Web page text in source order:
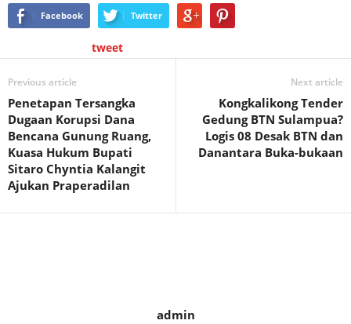
Facebook Twitter
tweet
Previous article
Penetapan Tersangka
Dugaan Korupsi Dana
Bencana Gunung Ruang,
Kuasa Hukum Bupati
Sitaro Chyntia Kalangit
Ajukan Praperadilan
Next article
Kongkalikong Tender
Gedung BTN Sulampua?
Logis 08 Desak BTN dan
Danantara Buka-bukaan
admin